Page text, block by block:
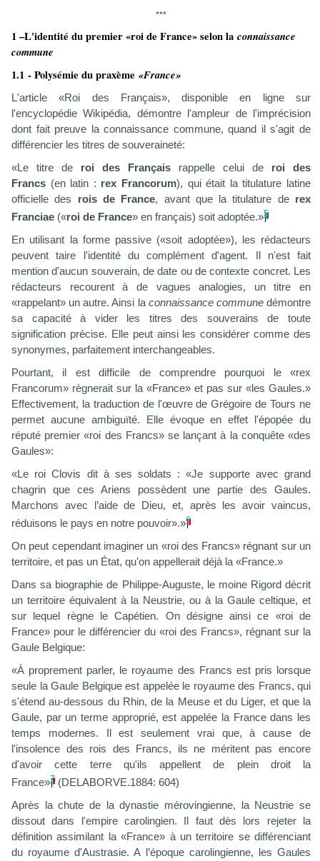
***
1 –L'identité du premier «roi de France» selon la connaissance
commune
1.1 - Polysémie du praxème «France»
L'article «Roi des Français», disponible en ligne sur
l'encyclopédie Wikipédia, démontre l'ampleur de l'imprécision
dont fait preuve
laconnaissance commune, quand il s'agit de
différencier les titres de souveraineté:
«Le titre de roi des Français rappelle celui de roi des
Francs (en latin : rex Francorum), qui était la titulature latine
officielle des rois de France, avant que la titulature de rex
Franciae («roi de France» en français) soit adoptée.»5
En utilisant la forme passive («soit adoptée»), les rédacteurs
peuvent taire l'identité du complément d'agent. Il n'est fait
mention d'aucun souverain, de date ou de contexte concret. Les
rédacteurs recourent à de vagues analogies, un titre en
«rappelant» un autre. Ainsi la connaissance communedémontre
sa capacité à vider les titres des souverains de toute
signification précise. Elle peut ainsi les considérer comme des
synonymes, parfaitement interchangeables.
Pourtant, il est difficile de comprendre pourquoi le «rex
Francorum» règnerait sur la «France» et pas sur «les Gaules.»
Effectivement, la traduction de l'œuvre de Grégoire de Tours ne
permet aucune ambiguïté. Elle évoque en effet l'épopée du
réputé premier «roi des Francs» se lançant à la conquête «des
Gaules»:
«Le roi Clovis dit à ses soldats : «Je supporte avec grand
chagrin que ces Ariens possèdent une partie des Gaules.
Marchons avec l’aide de Dieu, et, après les avoir vaincus,
réduisons le pays en notre pouvoir».»6
On peut cependant imaginer un «roi des Francs» régnant sur un
territoire, et pas un État, qu'on appellerait déjà la «France.»
Dans sa biographie de Philippe-Auguste, le moine Rigord décrit
un territoire équivalent à la Neustrie, ou à la Gaule celtique, et
sur lequel règne le Capétien. On désigne ainsi ce «roi de
France» pour le différencier du «roi des Francs», régnant sur la
Gaule Belgique:
«À proprement parler, le royaume des Francs est pris lorsque
seule la Gaule Belgique est appelée le royaume des Francs, qui
s'étend au-dessous du Rhin, de la Meuse et du Liger, et que la
Gaule, par un terme approprié, est appelée la France dans les
temps modernes. Il est seulement vrai que, à cause de
l'insolence des rois des Francs, ils ne méritent pas encore
d'avoir cette terre qu'ils appellent de plein droit la
France»7 (DELABORVE.1884: 604)
Après la chute de la dynastie mérovingienne, la Neustrie se
dissout dans l'empire carolingien. Il faut dès lors rejeter la
définition assimilant la «France» à un territoire se différenciant
du royaume d'Austrasie. A l’époque carolingienne, les Gaules